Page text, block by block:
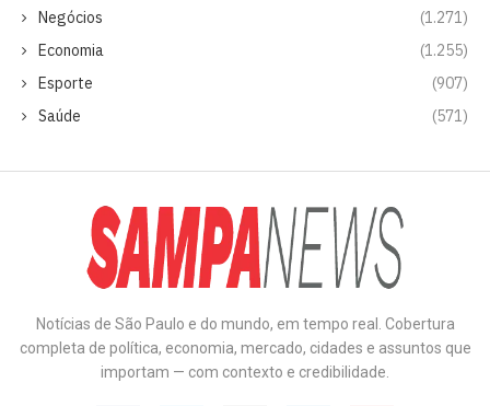
Negócios
(1.271)
Economia
(1.255)
Esporte
(907)
Saúde
(571)
Notícias de São Paulo e do mundo, em tempo real. Cobertura
completa de política, economia, mercado, cidades e assuntos que
importam — com contexto e credibilidade.